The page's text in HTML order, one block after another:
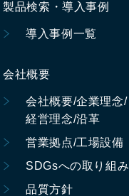
製品検索・導入事例
導入事例一覧
会社概要
会社概要/企業理念/
経営理念/沿革
営業拠点/工場設備
SDGsへの取り組み
品質方針